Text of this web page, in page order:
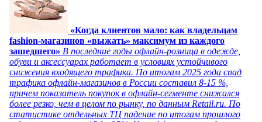
«Когда клиентов мало: как владельцам
fashion-магазинов «выжать» максимум из каждого
зашедшего» В последние годы офлайн-розница в одежде,
обуви и аксессуарах работает в условиях устойчивого
снижения входящего трафика. По итогам 2025 года спад
трафика офлайн-магазинов в России составил 8-15 %,
причем показатель покупок в офлайн-сегменте снижался
более резко, чем в целом по рынку, по данным Retail.ru. По
статистике отдельных ТЦ падение по итогам прошлого